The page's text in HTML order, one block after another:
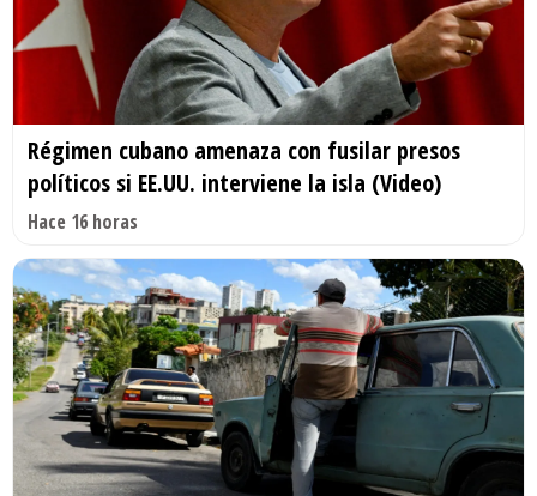
Régimen cubano amenaza con fusilar presos
políticos si EE.UU. interviene la isla (Video)
Hace 16 horas